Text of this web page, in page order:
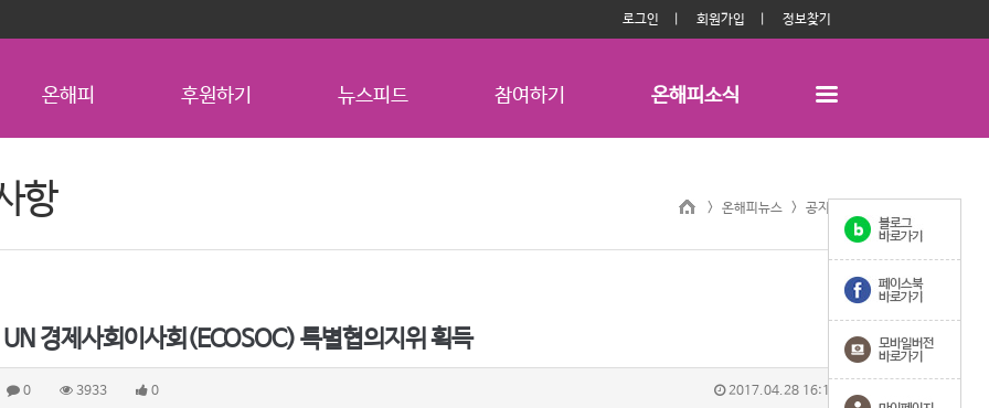
로그인 회원가입 정보찾기
온해피 후원하기 뉴스피드 참여하기 온해피소식
항 > 온해피뉴스 > 공지사항
경제사회이사회(ECOSOC) 특별협의지위 획득
0 3933 0 2017.04.28 16:18